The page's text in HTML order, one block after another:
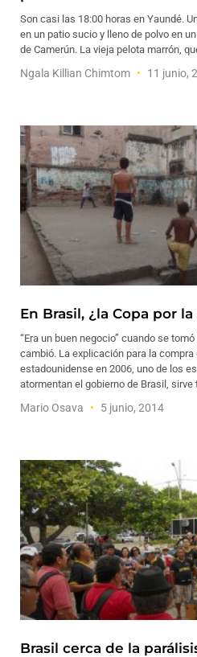
Son casi las 18:00 horas en Yaundé.
en un patio sucio y lleno de polvo en
de Camerún. La vieja pelota marrón,
Ngala Killian Chimtom 11 junio,
En Brasil, ¿la Copa por
“Era un buen negocio” cuando se
cambió. La explicación para la compra
estadounidense en 2006, uno de los
atormentan el gobierno de Brasil, sirve
Mario Osava 5 junio, 2014
Brasil cerca de la